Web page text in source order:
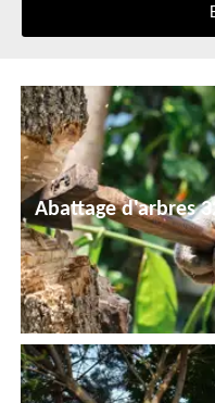
Abattage d'arbres 32